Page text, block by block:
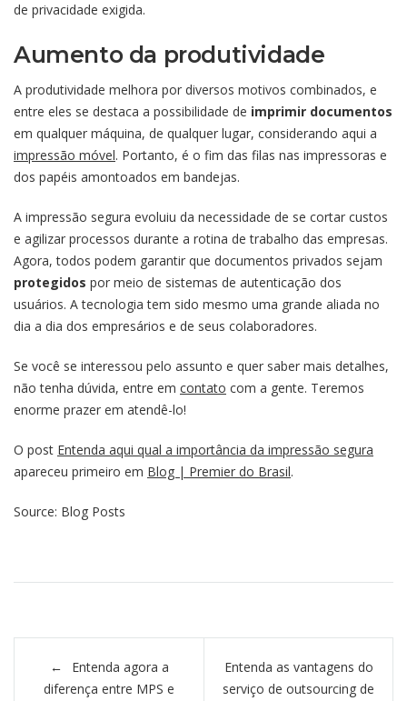
de privacidade exigida.
Aumento da produtividade
A produtividade melhora por diversos motivos combinados, e
entre eles se destaca a possibilidade de imprimir documentos
em qualquer máquina, de qualquer lugar, considerando aqui a
impressão móvel. Portanto, é o fim das filas nas impressoras e
dos papéis amontoados em bandejas.
A impressão segura evoluiu da necessidade de se cortar custos
e agilizar processos durante a rotina de trabalho das empresas.
Agora, todos podem garantir que documentos privados sejam
protegidos por meio de sistemas de autenticação dos
usuários. A tecnologia tem sido mesmo uma grande aliada no
dia a dia dos empresários e de seus colaboradores.
Se você se interessou pelo assunto e quer saber mais detalhes,
não tenha dúvida, entre em contato com a gente. Teremos
enorme prazer em atendê-lo!
O post Entenda aqui qual a importância da impressão segura
apareceu primeiro em Blog | Premier do Brasil.
Source: Blog Posts
Entenda agora a
diferença entre MPS e
Entenda as vantagens do
serviço de outsourcing de